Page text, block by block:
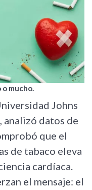
mucho.
Johns
analizó datos de
que el
de tabaco eleva
cardíaca.
el mensaje: el